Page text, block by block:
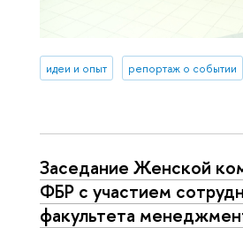
идеи и опыт репортаж о событии
Заседание Женской
ФБР с участием
факультета